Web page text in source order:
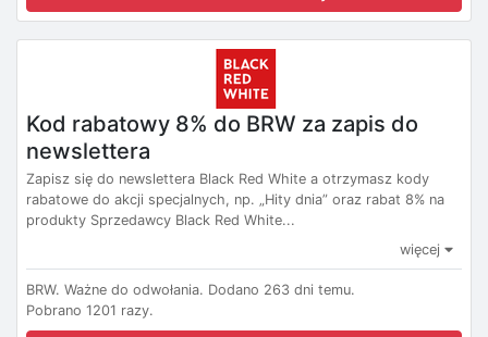
Kod rabatowy 8% do BRW za zapis do
newslettera
Zapisz się do newslettera Black Red White a otrzymasz kody
rabatowe do akcji specjalnych, np. „Hity dnia” oraz rabat 8% na
produkty Sprzedawcy Black Red White...
więcej
BRW. Ważne do odwołania. Dodano 263 dni temu.
Pobrano 1201 razy.